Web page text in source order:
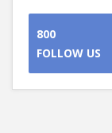
800
FOLLOW US